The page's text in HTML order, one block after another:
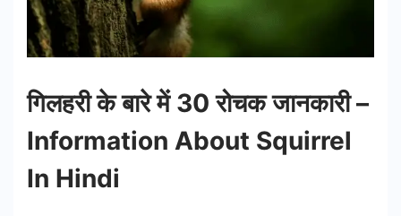
गिलहरी के बारे में 30 रोचक जानकारी –
Information About Squirrel
In Hindi